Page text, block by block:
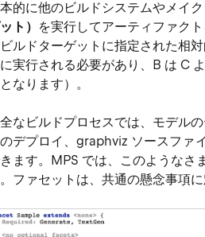
的に他のビルドシステムやメイ
ト） を実行してアーティファク
ルドターゲットに指定された相
実行される必要があり、B は C
なります）。
なビルドプロセスでは、モデル
デプロイ、graphviz ソースファ
ます。MPS では、このようなさ
ファセットは、共通の懸念事項